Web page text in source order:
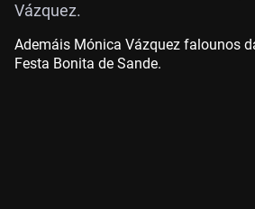
Vázquez.
Ademáis Mónica Vázquez falounos
Festa Bonita de Sande.